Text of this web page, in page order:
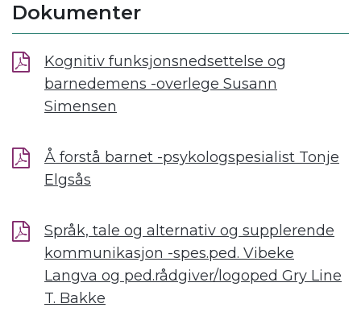
Dokumenter
Kognitiv funksjonsnedsettelse og
barnedemens -overlege Susann
Simensen
Å forstå barnet -psykologspesialist Tonje
Elgsås
Språk, tale og alternativ og supplerende
kommunikasjon -spes.ped. Vibeke
Langva og ped.rådgiver/logoped Gry Line
T. Bakke